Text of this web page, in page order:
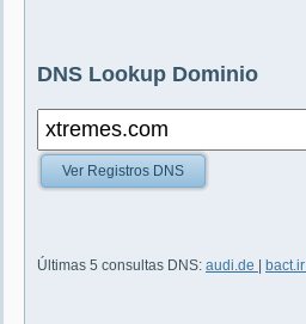
DNS Lookup Dominio
Ver Registros DNS
Últimas 5 consultas DNS: audi.de bact.ir